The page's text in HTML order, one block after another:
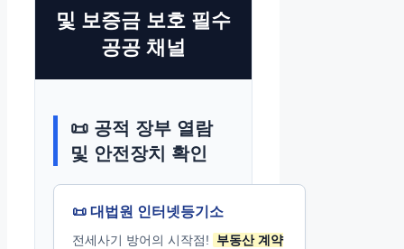
및 보증금 보호 필수
공공 채널
📜 공적 장부 열람
및 안전장치 확인
📜 대법원 인터넷등기소
전세사기 방어의 시작점!
부동산 계약